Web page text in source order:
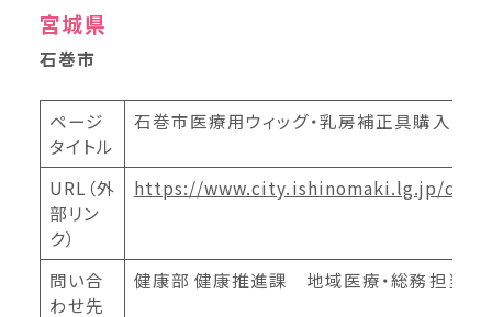
宮城県
石巻市
ページ
タイトル
石巻市医療用ウィッグ・乳房補正具購入費
URL（外
部リン
ク）
https://www.city.ishinomaki.lg.jp/
問い合
わせ先
健康部 健康推進課 地域医療・総務担当